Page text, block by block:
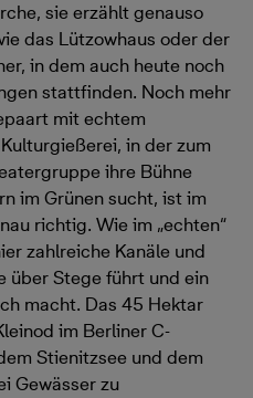
sie erzählt genauso
das Lützowhaus oder der
in dem auch heute noch
stattfinden. Noch mehr
mit echtem
in der zum
ihre Bühne
im Grünen sucht, ist im
richtig. Wie im „echten“
zahlreiche Kanäle und
über Stege führt und ein
macht. Das 45 Hektar
im Berliner C-
Stienitzsee und dem
Gewässer zu